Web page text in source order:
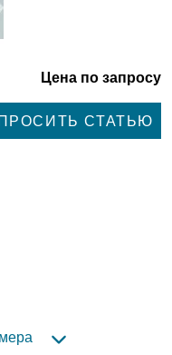
Цена по запросу
СТАТЬЮ